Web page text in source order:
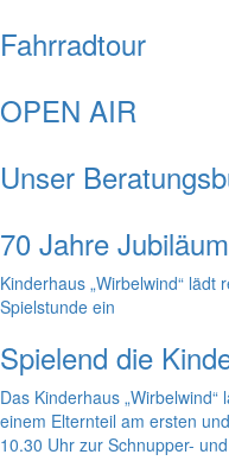
Fahrradtour
OPEN AIR
Unser
70 Jahre
Kinderhaus „Wirbelwind“
Spielstunde ein
Spielend die
Das Kinderhaus
einem Elternteil am ersten
10.30 Uhr zur Schnupper-